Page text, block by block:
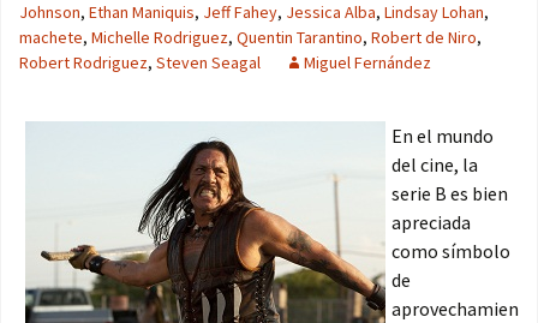
Johnson, Ethan Maniquis, Jeff Fahey, Jessica Alba, Lindsay Lohan,
machete, Michelle Rodriguez, Quentin Tarantino, Robert de Niro,
Robert Rodriguez, Steven Seagal Miguel Fernández
En el mundo
del cine, la
serie B es bien
apreciada
como símbolo
de
aprovechamien